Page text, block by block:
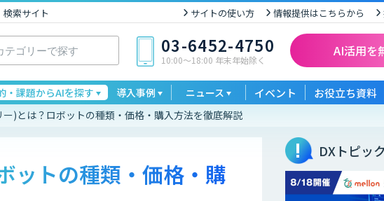
索サイト サイトの使い方 情報提供はこちらから
03-6452-4750
10:00〜18:00 年末年始除く
AI活用を
・課題からAIを探す 導入事例 ニュース イベント お役立ち資料
)とは？ロボットの種類・価格・購入方法を徹底解説
ットの種類・価格・購
DXトピッ